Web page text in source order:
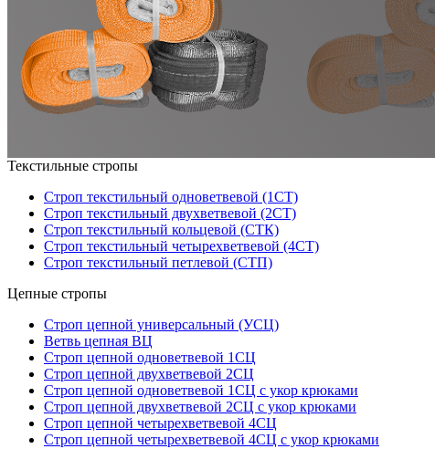
Текстильные стропы
Строп текстильный одноветвевой (1СТ)
Строп текстильный двухветвевой (2СТ)
Строп текстильный кольцевой (СТК)
Строп текстильный четырехветвевой (4СТ)
Строп текстильный петлевой (СТП)
Цепные стропы
Строп цепной универсальный (УСЦ)
Ветвь цепная ВЦ
Строп цепной одноветвевой 1СЦ
Строп цепной двухветвевой 2СЦ
Строп цепной одноветвевой 1СЦ с укор крюками
Строп цепной двухветвевой 2СЦ с укор крюками
Строп цепной четырехветвевой 4СЦ
Строп цепной четырехветвевой 4СЦ с укор крюками